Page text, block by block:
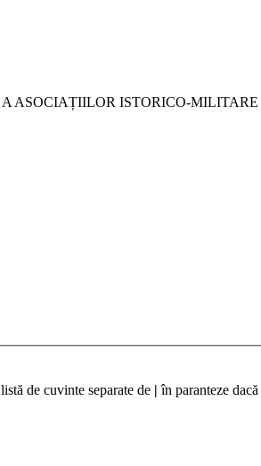
A ASOCIAȚIILOR ISTORICO-MILITARE
de cuvinte separate de | în paranteze